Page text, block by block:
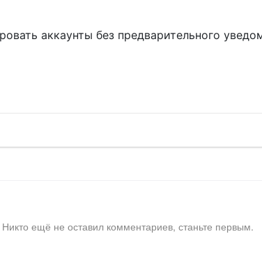
аккаунты без предварительного
Никто ещё не оставил комментариев, станьте первым.